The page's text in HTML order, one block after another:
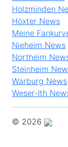
Holzminden
Höxter News
Meine
Nieheim News
Northeim
Steinheim
Warburg News
Weser-Ith
© 2026